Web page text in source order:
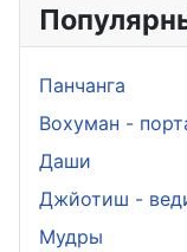
Панчанга
Вохуман -
Даши
Джйотиш -
Мудры